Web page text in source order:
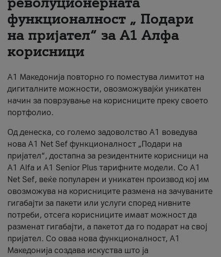
За нас
#ПодобарОнлајн
функционалност „ Подари
на пријател“ за А1 Алфа
корисници
А1 Македонија повторно го поместува лимитот на
дигиталните можности, овозможувајќи уникатен
начин за поврзување на корисниците преку своето
портфолио.
Од денеска, со големо задоволство А1 воведува
нова A1 Net Sef функционалност „Подари на
пријател“, достапна за резидентните корисници на
А1 Alfa и A1 Senior Plus тарифните модели. Со A1
Net Sef, веќе популарен и уникатен производ кој им
овозможува на корисниците размена на зачуваните
гигабајти за пакети или услуги според нивните
потреби, отсега корисниците имаат можност да
разменат гигабајти, а пакетот да го подарат на свој
пријател. Со оваа нова функционалност, А1
Македонија создава искуства што ја